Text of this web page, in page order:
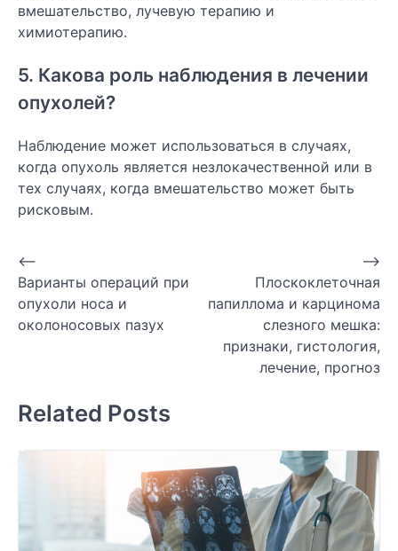
вмешательство, лучевую терапию и
химиотерапию.
5. Какова роль наблюдения в лечении
опухолей?
Наблюдение может использоваться в случаях,
когда опухоль является незлокачественной или в
тех случаях, когда вмешательство может быть
рисковым.
Навигация
по
записям
⟵
Варианты операций при
опухоли носа и
околоносовых пазух
Плоскоклеточная
папиллома и карцинома
слезного мешка:
признаки, гистология,
лечение, прогноз
⟶
Related Posts